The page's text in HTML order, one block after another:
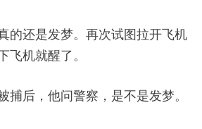
的还是发梦。再次试图拉开飞机
飞机就醒了。
捕后，他问警察，是不是发梦。